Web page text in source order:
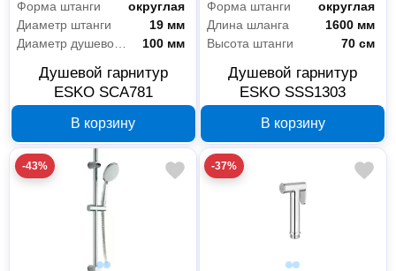
Форма штанги
округлая
Диаметр штанги
19 мм
100 мм
Душевой гарнитур
ESKO SCA781
В корзину
Форма штанги
округлая
Длина шланга
1600 мм
Высота штанги
70 см
Душевой гарнитур
ESKO SSS1303
В корзину
-43% -37%